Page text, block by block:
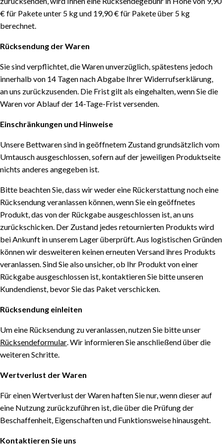
€ für Pakete unter 5 kg und 19,90 € für Pakete über 5 kg
berechnet.
Rücksendung der Waren
Sie sind verpflichtet, die Waren unverzüglich, spätestens jedoch
innerhalb von 14 Tagen nach Abgabe Ihrer Widerrufserklärung,
an uns zurückzusenden. Die Frist gilt als eingehalten, wenn Sie die
Waren vor Ablauf der 14-Tage-Frist versenden.
Einschränkungen und Hinweise
Unsere Bettwaren sind in geöffnetem Zustand grundsätzlich vom
Umtausch ausgeschlossen, sofern auf der jeweiligen Produktseite
nichts anderes angegeben ist.
Bitte beachten Sie, dass wir weder eine Rückerstattung noch eine
Rücksendung veranlassen können, wenn Sie ein geöffnetes
Produkt, das von der Rückgabe ausgeschlossen ist, an uns
zurückschicken. Der Zustand jedes retournierten Produkts wird
bei Ankunft in unserem Lager überprüft. Aus logistischen Gründen
können wir desweiteren keinen erneuten Versand ihres Produkts
veranlassen. Sind Sie also unsicher, ob Ihr Produkt von einer
Rückgabe ausgeschlossen ist, kontaktieren Sie bitte unseren
Kundendienst, bevor Sie das Paket verschicken.
Rücksendung einleiten
Um eine Rücksendung zu veranlassen, nutzen Sie bitte unser
Rücksendeformular. Wir informieren Sie anschließend über die
weiteren Schritte.
Wertverlust der Waren
Für einen Wertverlust der Waren haften Sie nur, wenn dieser auf
eine Nutzung zurückzuführen ist, die über die Prüfung der
Beschaffenheit, Eigenschaften und Funktionsweise hinausgeht.
Kontaktieren Sie uns